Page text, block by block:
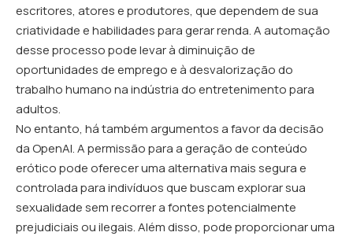
escritores, atores e produtores, que dependem de sua
criatividade e habilidades para gerar renda. A automação
desse processo pode levar à diminuição de
oportunidades de emprego e à desvalorização do
trabalho humano na indústria do entretenimento para
adultos.
No entanto, há também argumentos a favor da decisão
da OpenAI. A permissão para a geração de conteúdo
erótico pode oferecer uma alternativa mais segura e
controlada para indivíduos que buscam explorar sua
sexualidade sem recorrer a fontes potencialmente
prejudiciais ou ilegais. Além disso, pode proporcionar uma